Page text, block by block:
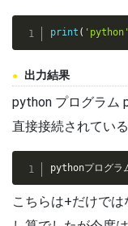
print ( 'python'
出力結果
python プログラム
直接接続されてい
pythonプログ
こちらは+だけで